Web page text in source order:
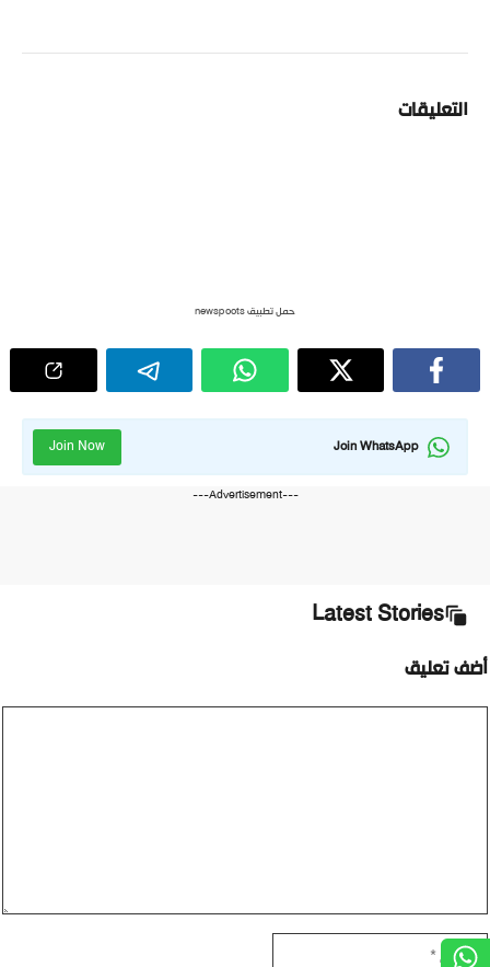
التعليقات
حمل تطبيق newspoots
Join WhatsApp
Join Now
---Advertisement---
Latest Stories
أضف تعليق
الاسم